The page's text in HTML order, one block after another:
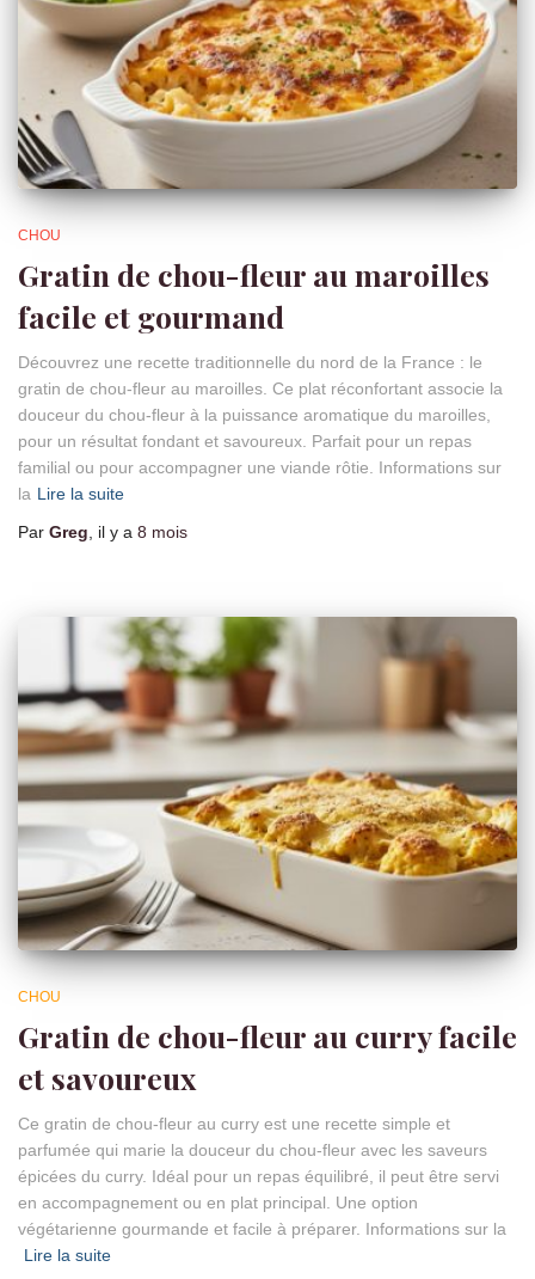
CHOU
Gratin de chou-fleur au maroilles
facile et gourmand
Découvrez une recette traditionnelle du nord de la France : le
gratin de chou-fleur au maroilles. Ce plat réconfortant associe la
douceur du chou-fleur à la puissance aromatique du maroilles,
pour un résultat fondant et savoureux. Parfait pour un repas
familial ou pour accompagner une viande rôtie. Informations sur
la Lire la suite
Par Greg , il y a 8 mois
CHOU
Gratin de chou-fleur au curry facile
et savoureux
Ce gratin de chou-fleur au curry est une recette simple et
parfumée qui marie la douceur du chou-fleur avec les saveurs
épicées du curry. Idéal pour un repas équilibré, il peut être servi
en accompagnement ou en plat principal. Une option
végétarienne gourmande et facile à préparer. Informations sur la
Lire la suite